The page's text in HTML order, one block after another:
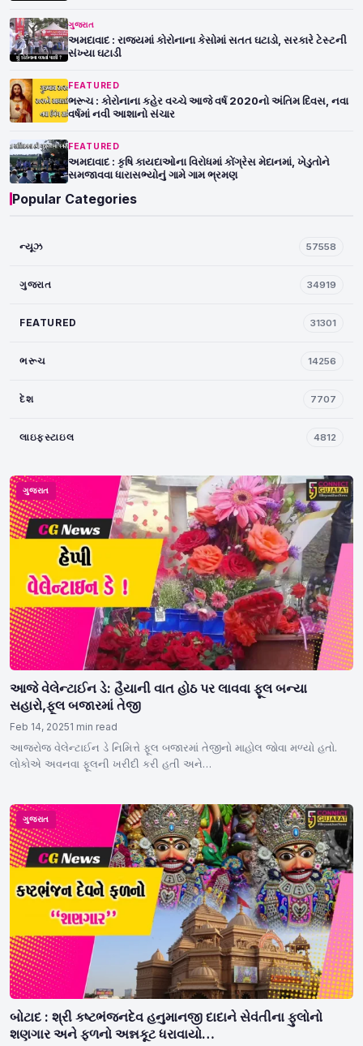
ગુજરાત
આજે વેલેન્ટાઈન ડે: હૈયાની વાત હોઠ પર લાવવા ફૂલ બન્યા
સહારો,ફૂલ બજારમાં તેજી
Feb 14, 20251 min read
આજરોજ વેલેન્ટાઈન ડે નિમિત્તે ફૂલ બજારમાં તેજીનો માહોલ જોવા મળ્યો હતો.
લોકોએ અવનવા ફૂલની ખરીદી કરી હતી અને…
ગુજરાત
બોટાદ : શ્રી કષ્ટભંજનદેવ હનુમાનજી દાદાને સેવંતીના ફુલોનો
શણગાર અને ફળનો અન્નકૂટ ધરાવાયો…
ગુજરાત
અમદાવાદ : રાજયમાં કોરોનાના કેસોમાં સતત ઘટાડો, સરકારે ટેસ્ટની
સંખ્યા ઘટાડી
FEATURED
ભરૂચ : કોરોનાના કહેર વચ્ચે આજે વર્ષ 2020નો અંતિમ દિવસ, નવા
વર્ષમાં નવી આશાનો સંચાર
FEATURED
અમદાવાદ : કૃષિ કાયદાઓના વિરોધમાં કોંગ્રેસ મેદાનમાં, ખેડુતોને
સમજાવવા ધારાસભ્યોનું ગામે ગામ ભ્રમણ
Popular Categories
ન્યૂઝ 57558
ગુજરાત 34919
FEATURED 31301
ભરૂચ 14256
દેશ 7707
લાઇફસ્ટાઇલ 4812